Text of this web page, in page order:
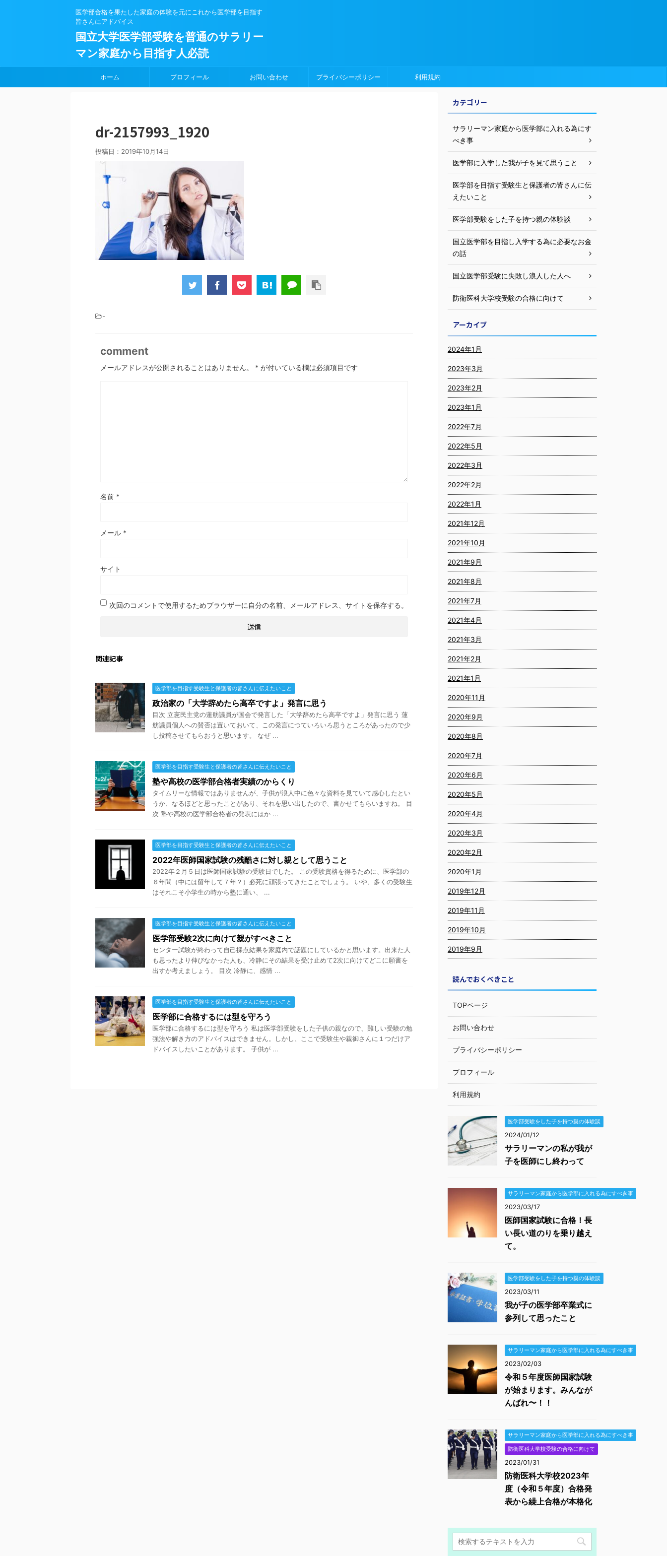
医学部合格を果たした家庭の体験を元にこれから医学部を目指す
皆さんにアドバイス
国立大学医学部受験を普通のサラリー
マン家庭から目指す人必読
ホーム プロフィール お問い合わせ プライバシーポリシー 利用規約
dr-2157993_1920
投稿日： 2019年10月14日
-
comment
メールアドレスが公開されることはありません。 * が付いている欄は必須項目です
名前 *
メール *
サイト
次回のコメントで使用するためブラウザーに自分の名前、メールアドレス、サイトを保存する。
関連記事
医学部を目指す受験生と保護者の皆さんに伝えたいこと
政治家の「大学辞めたら高卒ですよ」発言に思う
目次 立憲民主党の蓮舫議員が国会で発言した「大学辞めたら高卒ですよ」発言に思う 蓮
舫議員個人への賛否は置いておいて、この発言につていろいろ思うところがあったので少
し投稿させてもらおうと思います。 なぜ ...
医学部を目指す受験生と保護者の皆さんに伝えたいこと
塾や高校の医学部合格者実績のからくり
タイムリーな情報ではありませんが、子供が浪人中に色々な資料を見ていて感心したとい
うか、なるほどと思ったことがあり、それを思い出したので、書かせてもらいますね。 目
次 塾や高校の医学部合格者の発表にはか ...
医学部を目指す受験生と保護者の皆さんに伝えたいこと
2022年医師国家試験の残酷さに対し親として思うこと
2022年２月５日は医師国家試験の受験日でした。 この受験資格を得るために、医学部の
６年間（中には留年して７年？）必死に頑張ってきたことでしょう。 いや、多くの受験生
はそれこそ小学生の時から塾に通い、 ...
医学部を目指す受験生と保護者の皆さんに伝えたいこと
医学部受験2次に向けて親がすべきこと
センター試験が終わって自己採点結果を家庭内で話題にしているかと思います。出来た人
も思ったより伸びなかった人も、冷静にその結果を受け止めて2次に向けてどこに願書を
出すか考えましょう。 目次 冷静に、感情 ...
医学部を目指す受験生と保護者の皆さんに伝えたいこと
医学部に合格するには型を守ろう
医学部に合格するには型を守ろう 私は医学部受験をした子供の親なので、難しい受験の勉
強法や解き方のアドバイスはできません。しかし、ここで受験生や親御さんに１つだけア
ドバイスしたいことがあります。 子供が ...
カテゴリー
サラリーマン家庭から医学部に入れる為にす
べき事
医学部に入学した我が子を見て思うこと
医学部を目指す受験生と保護者の皆さんに伝
えたいこと
医学部受験をした子を持つ親の体験談
国立医学部を目指し入学する為に必要なお金
の話
国立医学部受験に失敗し浪人した人へ
防衛医科大学校受験の合格に向けて
アーカイブ
2024年1月
2023年3月
2023年2月
2023年1月
2022年7月
2022年5月
2022年3月
2022年2月
2022年1月
2021年12月
2021年10月
2021年9月
2021年8月
2021年7月
2021年4月
2021年3月
2021年2月
2021年1月
2020年11月
2020年9月
2020年8月
2020年7月
2020年6月
2020年5月
2020年4月
2020年3月
2020年2月
2020年1月
2019年12月
2019年11月
2019年10月
2019年9月
読んでおくべきこと
TOPページ
お問い合わせ
プライバシーポリシー
プロフィール
利用規約
医学部受験をした子を持つ親の体験談
2024/01/12
サラリーマンの私が我が
子を医師にし終わって
サラリーマン家庭から医学部に入れる為にすべき事
2023/03/17
医師国家試験に合格！長
い長い道のりを乗り越え
て。
医学部受験をした子を持つ親の体験談
2023/03/11
我が子の医学部卒業式に
参列して思ったこと
サラリーマン家庭から医学部に入れる為にすべき事
2023/02/03
令和５年度医師国家試験
が始まります。みんなが
んばれ〜！！
サラリーマン家庭から医学部に入れる為にすべき事
防衛医科大学校受験の合格に向けて
2023/01/31
防衛医科大学校2023年
度（令和５年度）合格発
表から繰上合格が本格化